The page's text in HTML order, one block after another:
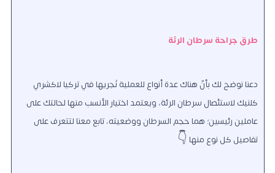
طرق جراحة سرطان الرئة
دعنا نوضح لك بأنّ هناك عدة أنواع للعملية نُجريها في تركيا لاكشري
كلنيك لاستئصال سرطان الرئة، ويعتمد اختيار الأنسب منها لحالتك على
عاملين رئيسين؛ هما حجم السرطان ووضعيته، تابع معنا لتتعرف على
تفاصيل كل نوع منها 👇